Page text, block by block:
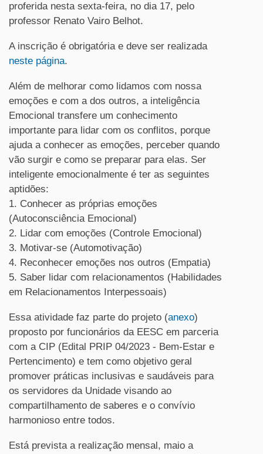
proferida nesta sexta-feira, no dia 17, pelo
professor Renato Vairo Belhot.
A inscrição é obrigatória e deve ser realizada
neste página.
Além de melhorar como lidamos com nossa
emoções e com a dos outros, a inteligência
Emocional transfere um conhecimento
importante para lidar com os conflitos, porque
ajuda a conhecer as emoções, perceber quando
vão surgir e como se preparar para elas. Ser
inteligente emocionalmente é ter as seguintes
aptidões:
1. Conhecer as próprias emoções
(Autoconsciência Emocional)
2. Lidar com emoções (Controle Emocional)
3. Motivar-se (Automotivação)
4. Reconhecer emoções nos outros (Empatia)
5. Saber lidar com relacionamentos (Habilidades
em Relacionamentos Interpessoais)
Essa atividade faz parte do projeto (anexo)
proposto por funcionários da EESC em parceria
com a CIP (Edital PRIP 04/2023 - Bem-Estar e
Pertencimento) e tem como objetivo geral
promover práticas inclusivas e saudáveis para
os servidores da Unidade visando ao
compartilhamento de saberes e o convívio
harmonioso entre todos.
Está prevista a realização mensal, maio a